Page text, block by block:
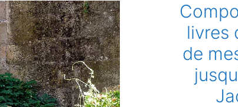
livres
de